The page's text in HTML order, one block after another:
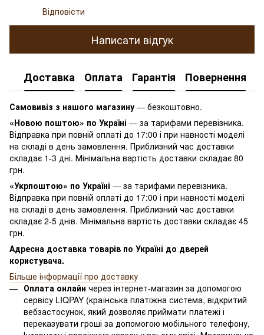
Відповісти
Написати відгук
Доставка Оплата Гарантія Повернення
Самовивіз з нашого магазину — безкоштовно.
«Новою поштою» по Україні — за тарифами перевізника.
Відправка при повній оплаті до 17:00 і при навності моделі
на складі в день замовлення. Приблизний час доставки
складає 1-3 дні. Мінімальна вартість доставки складає 80
грн.
«Укрпоштою» по Україні — за тарифами перевізника.
Відправка при повній оплаті до 17:00 і при навності моделі
на складі в день замовлення. Приблизний час доставки
складає 2-5 днів. Мінімальна вартість доставки складає 45
грн.
Адресна доставка товарів по Україні до дверей
користувача.
Більше інформації про доставку
Оплата онлайн через інтернет-магазин за допомогою
сервісу LIQPAY (країнська платіжна система, відкритий
вебзастосунок, який дозволяє приймати платежі і
переказувати гроші за допомогою мобільного телефону,